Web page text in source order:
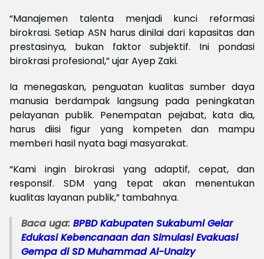
“Manajemen talenta menjadi kunci reformasi
birokrasi. Setiap ASN harus dinilai dari kapasitas dan
prestasinya, bukan faktor subjektif. Ini pondasi
birokrasi profesional,” ujar Ayep Zaki.
Ia menegaskan, penguatan kualitas sumber daya
manusia berdampak langsung pada peningkatan
pelayanan publik. Penempatan pejabat, kata dia,
harus diisi figur yang kompeten dan mampu
memberi hasil nyata bagi masyarakat.
“Kami ingin birokrasi yang adaptif, cepat, dan
responsif. SDM yang tepat akan menentukan
kualitas layanan publik,” tambahnya.
Baca uga: BPBD Kabupaten Sukabumi Gelar
Edukasi Kebencanaan dan Simulasi Evakuasi
Gempa di SD Muhammad Al-Unaizy